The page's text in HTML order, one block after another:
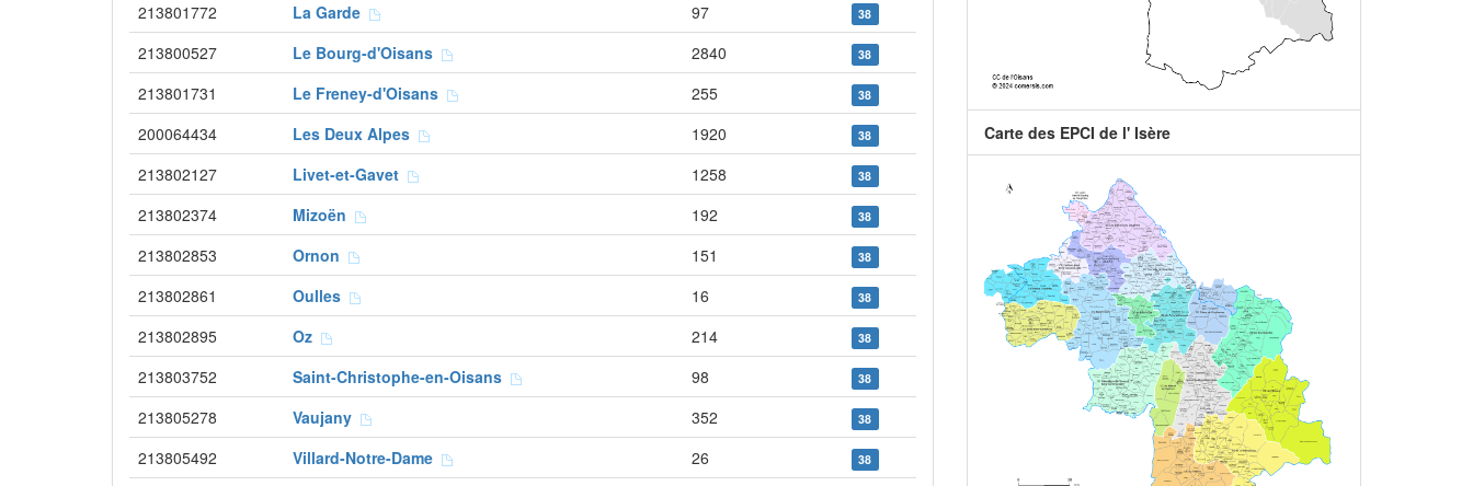
213801772 La Garde 97 38
213800527 Le Bourg-d'Oisans 2840 38
213801731 Le Freney-d'Oisans 255 38
200064434 Les Deux Alpes 1920 38
213802127 Livet-et-Gavet 1258 38
213802374 Mizoën 192 38
213802853 Ornon 151 38
213802861 Oulles 16 38
213802895 Oz 214 38
213803752 Saint-Christophe-en-Oisans 98 38
213805278 Vaujany 352 38
213805492 Villard-Notre-Dame 26 38
Carte des EPCI de l' Isère